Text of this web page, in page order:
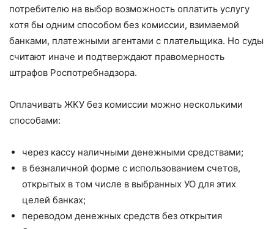
потребителю на выбор возможность оплатить услугу
хотя бы одним способом без комиссии, взимаемой
банками, платежными агентами с плательщика. Но суды
считают иначе и подтверждают правомерность
штрафов Роспотребнадзора.
Оплачивать ЖКУ без комиссии можно несколькими
способами:
через кассу наличными денежными средствами;
в безналичной форме с использованием счетов,
открытых в том числе в выбранных УО для этих
целей банках;
переводом денежных средств без открытия